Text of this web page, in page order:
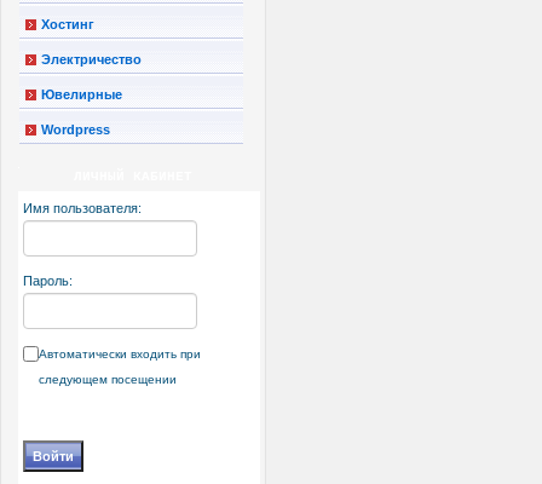
Хостинг
Электричество
Ювелирные
Wordpress
Имя пользователя:
Пароль:
Автоматически входить при
следующем посещении